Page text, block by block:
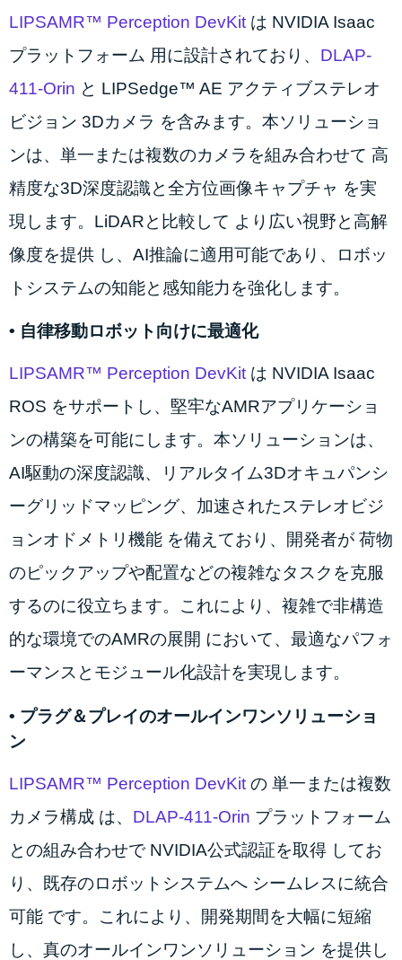
LIPSAMR™ Perception DevKit は NVIDIA Isaac
プラットフォーム 用に設計されており、 DLAP-
411-Orin と LIPSedge™ AE アクティブステレオ
ビジョン 3Dカメラ を含みます。本ソリューショ
ンは、単一または複数のカメラを組み合わせて 高
精度な3D深度認識と全方位画像キャプチャ を実
現します。LiDARと比較して より広い視野と高解
像度を提供 し、AI推論に適用可能であり、ロボッ
トシステムの知能と感知能力を強化します。
• 自律移動ロボット向けに最適化
LIPSAMR™ Perception DevKit は NVIDIA Isaac
ROS をサポートし、堅牢なAMRアプリケーショ
ンの構築を可能にします。本ソリューションは、
AI駆動の深度認識、リアルタイム3Dオキュパンシ
ーグリッドマッピング、加速されたステレオビジ
ョンオドメトリ機能 を備えており、開発者が 荷物
のピックアップや配置などの複雑なタスクを克服
するのに役立ちます。これにより、複雑で非構造
的な環境でのAMRの展開 において、最適なパフォ
ーマンスとモジュール化設計を実現します。
• プラグ＆プレイのオールインワンソリューショ
ン
LIPSAMR™ Perception DevKit の 単一または複数
カメラ構成 は、 DLAP-411-Orin プラットフォーム
との組み合わせで NVIDIA公式認証を取得 してお
り、既存のロボットシステムへ シームレスに統合
可能 です。これにより、開発期間を大幅に短縮
し、真のオールインワンソリューション を提供し